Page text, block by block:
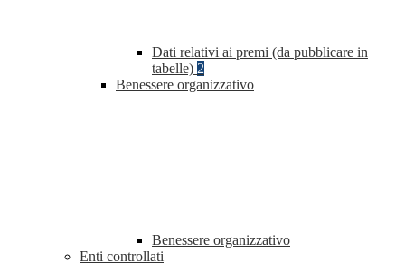
Dati relativi ai premi (da pubblicare in
tabelle) 2
Benessere organizzativo
Benessere organizzativo
Enti controllati